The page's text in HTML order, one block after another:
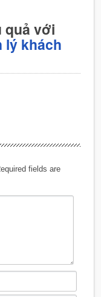
quả với
lý khách
fields are